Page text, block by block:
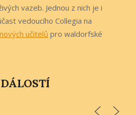
vazeb. Jednou z nich je i
vedoucího Collegia na
učitelů pro waldorfské